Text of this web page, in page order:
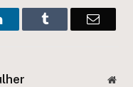
LinkedInTumblr Email